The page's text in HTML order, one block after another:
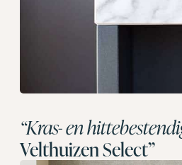
“Kras- en
Velthuizen Select”